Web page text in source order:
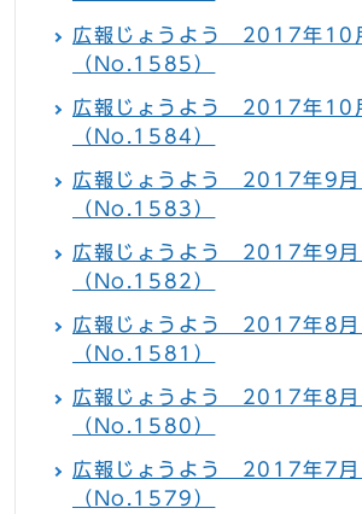
広報じょうよう 2017年10
（No.1585）
広報じょうよう 2017年10
（No.1584）
広報じょうよう 2017年9
（No.1583）
広報じょうよう 2017年9月
（No.1582）
広報じょうよう 2017年8
（No.1581）
広報じょうよう 2017年8月
（No.1580）
広報じょうよう 2017年7
（No.1579）